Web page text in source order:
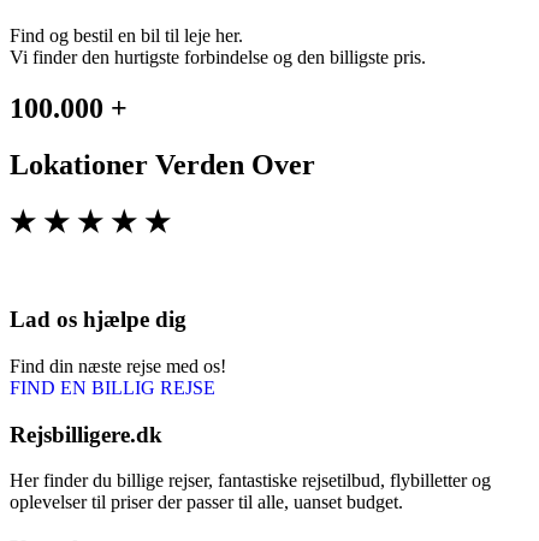
Find og bestil en bil til leje her.
Vi finder den hurtigste forbindelse og den billigste pris.
100.000 +
Lokationer Verden Over
★ ★ ★ ★ ★
Lad os hjælpe dig
Find din næste rejse med os!
FIND EN BILLIG REJSE
Rejsbilligere.dk
Her finder du billige rejser, fantastiske rejsetilbud, flybilletter og
oplevelser til priser der passer til alle, uanset budget.